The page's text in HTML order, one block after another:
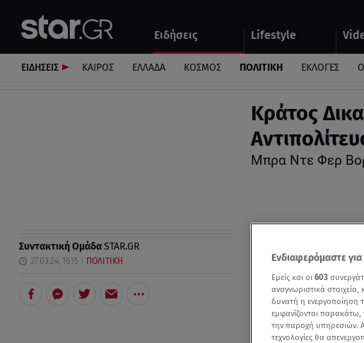
Ειδήσεις Lifestyle
Αυτοκίνητο
ΕΙΔΗΣΕΙΣ ΚΑΙΡΟΣ ΕΛΛΑΔΑ ΚΟΣΜΟΣ ΠΟΛΙΤΙΚΗ ΕΚΛΟΓΕΣ
Κράτος
Μπρα Ντε Φερ
Συντακτική ΟμάδαSTAR.GR
27.03.24, 16:15 ΠΟΛΙΤΙΚΗ Ενδιαφερόμαστε
Εμείς και οι 603
αναγνωριστικά
δυνατή η ενεργοποίηση
εμφανίζονται παρακάτω,
την παροχή υπηρεσιών.
τεχνολογίες θα